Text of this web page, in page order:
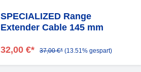
SPECIALIZED Range
Extender Cable 145 mm
32,00 €* 37,00 €* (13.51% gespart)